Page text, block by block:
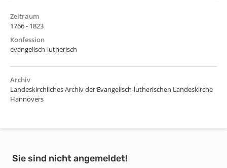
Zeitraum
1766 - 1823
Konfession
evangelisch-lutherisch
Archiv
Landeskirchliches Archiv der Evangelisch-lutherischen Landeskirche
Hannovers
Sie sind nicht angemeldet!